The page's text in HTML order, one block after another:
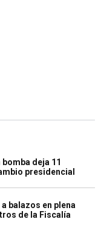
deja 11
presidencial
balazos en plena
de la Fiscalía